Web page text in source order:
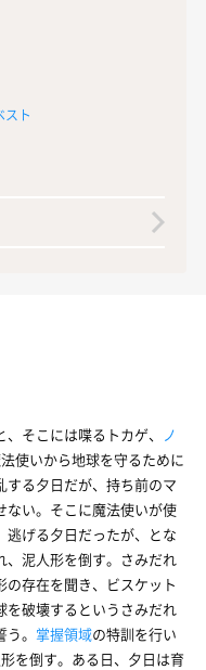
スト
そこには喋るトカゲ、 ノ
使いから地球を守るために
る夕日だが、持ち前のマ
ない。そこに魔法使いが使
逃げる夕日だったが、とな
、泥人形を倒す。さみだれ
の存在を聞き、ビスケット
を破壊するというさみだれ
。 掌握領域の特訓を行い
を倒す。ある日、夕日は育